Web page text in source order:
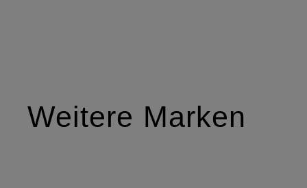
Weitere Marken